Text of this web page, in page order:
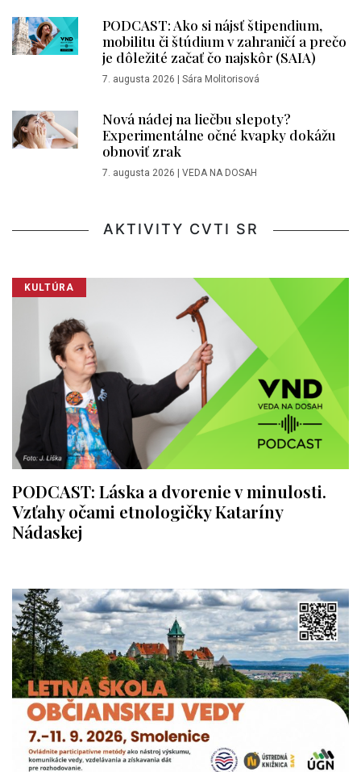
PODCAST: Ako si nájsť štipendium,
mobilitu či štúdium v zahraničí a prečo
je dôležité začať čo najskôr (SAIA)
7. augusta 2026 Sára Molitorisová
Nová nádej na liečbu slepoty?
Experimentálne očné kvapky dokážu
obnoviť zrak
7. augusta 2026 VEDA NA DOSAH
AKTIVITY CVTI SR
KULTÚRA
PODCAST: Láska a dvorenie v minulosti.
Vzťahy očami etnologičky Kataríny
Nádaskej